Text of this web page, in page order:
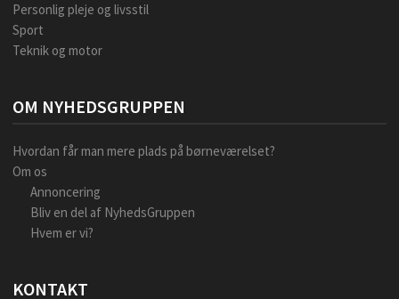
Personlig pleje og livsstil
Sport
Teknik og motor
OM NYHEDSGRUPPEN
Hvordan får man mere plads på børneværelset?
Om os
Annoncering
Bliv en del af NyhedsGruppen
Hvem er vi?
KONTAKT